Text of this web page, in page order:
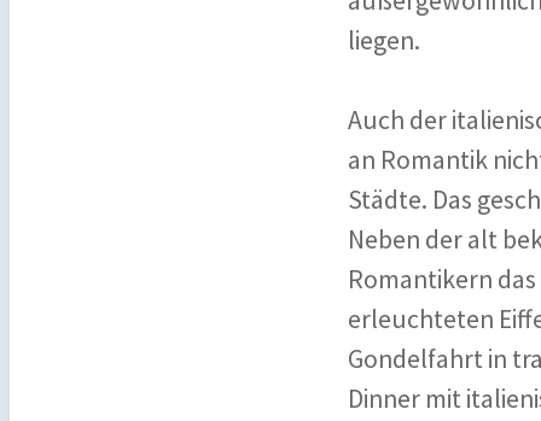
liegen.
Auch der
an Romantik
Städte. Das
Neben der alt
Romantikern
erleuchteten
Gondelfahrt in
Dinner mit